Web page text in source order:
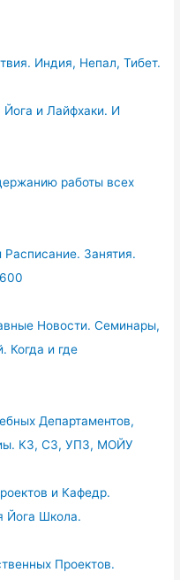
Индия, Непал, Тибет.
и Лайфхаки. И
работы всех
Занятия.
Новости. Семинары,
Когда и где
Департаментов,
КЗ, СЗ, УПЗ, МОЙУ
и Кафедр.
Йога Школа.
Проектов.